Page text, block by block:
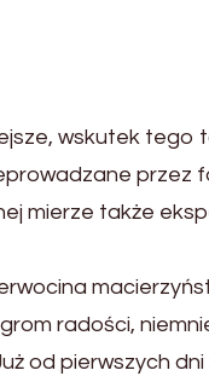
wskutek
przez
mierze także
radości,
od pierwszych